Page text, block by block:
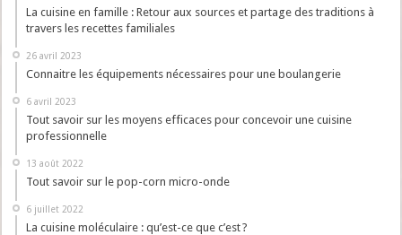
La cuisine en famille : Retour aux sources et partage des traditions à
travers les recettes familiales
26 avril 2023
Connaitre les équipements nécessaires pour une boulangerie
6 avril 2023
Tout savoir sur les moyens efficaces pour concevoir une cuisine
professionnelle
13 août 2022
Tout savoir sur le pop-corn micro-onde
6 juillet 2022
La cuisine moléculaire : qu’est-ce que c’est ?